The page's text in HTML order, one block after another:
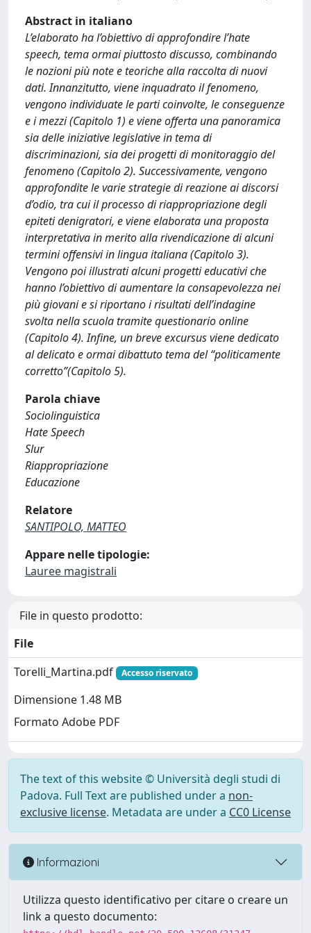
Abstract in italiano
L’elaborato ha l’obiettivo di approfondire l’hate
speech, tema ormai piuttosto discusso, combinando
le nozioni più note e teoriche alla raccolta di nuovi
dati. Innanzitutto, viene inquadrato il fenomeno,
vengono individuate le parti coinvolte, le conseguenze
e i mezzi (Capitolo 1) e viene offerta una panoramica
sia delle iniziative legislative in tema di
discriminazioni, sia dei progetti di monitoraggio del
fenomeno (Capitolo 2). Successivamente, vengono
approfondite le varie strategie di reazione ai discorsi
d’odio, tra cui il processo di riappropriazione degli
epiteti denigratori, e viene elaborata una proposta
interpretativa in merito alla rivendicazione di alcuni
termini offensivi in lingua italiana (Capitolo 3).
Vengono poi illustrati alcuni progetti educativi che
hanno l’obiettivo di aumentare la consapevolezza nei
più giovani e si riportano i risultati dell’indagine
svolta nella scuola tramite questionario online
(Capitolo 4). Infine, un breve excursus viene dedicato
al delicato e ormai dibattuto tema del “politicamente
corretto”(Capitolo 5).
Parola chiave
Sociolinguistica
Hate Speech
Slur
Riappropriazione
Educazione
Relatore
SANTIPOLO, MATTEO
Appare nelle tipologie:
Lauree magistrali
File in questo prodotto:
File
Torelli_Martina.pdf
Accesso riservato
Dimensione 1.48 MB
Formato Adobe PDF
The text of this website © Università degli studi di
Padova. Full Text are published under a non-
exclusive license. Metadata are under a CC0 License
Informazioni
Utilizza questo identificativo per citare o creare un
link a questo documento: